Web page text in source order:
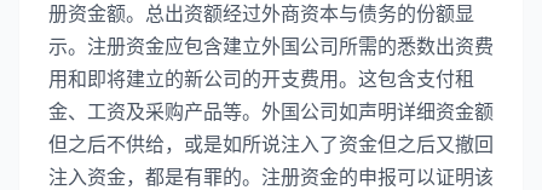
册资金额。总出资额经过外商资本与债务的份额显
示。注册资金应包含建立外国公司所需的悉数出资费
用和即将建立的新公司的开支费用。这包含支付租
金、工资及采购产品等。外国公司如声明详细资金额
但之后不供给，或是如所说注入了资金但之后又撤回
注入资金，都是有罪的。注册资金的申报可以证明该